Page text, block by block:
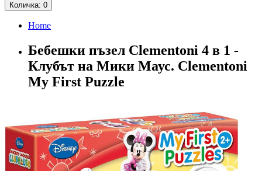
Количка: 0
Home
Бебешки пъзел Clementoni 4 в 1 -
Клубът на Мики Маус. Clementoni
My First Puzzle